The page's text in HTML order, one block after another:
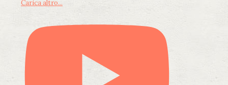
Carica altro...